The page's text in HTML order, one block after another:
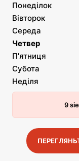
Понеділок
Вівторок
Середа
Четвер
П'ятниця
Субота
Неділя
9